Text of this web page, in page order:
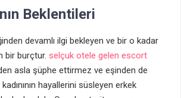
Beklentileri
devamlı ilgi bekleyen ve bir o kadar
bir burçtur. selçuk otele gelen escort
asla şüphe ettirmez ve eşinden de
hayallerini süsleyen erkek